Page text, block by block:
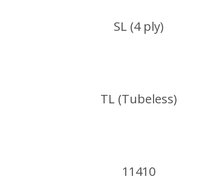
SL (4 ply)
TL (Tubeless)
11410